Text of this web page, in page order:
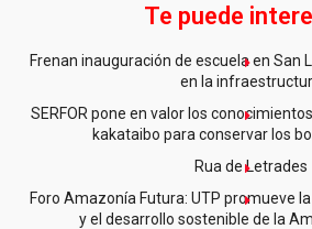
Te puede
Frenan inauguración de escuela en San
en la
SERFOR pone en valor los
kakataibo para conservar los
Rua de Letrades
Foro Amazonía Futura: UTP promueve
y el desarrollo sostenible de la